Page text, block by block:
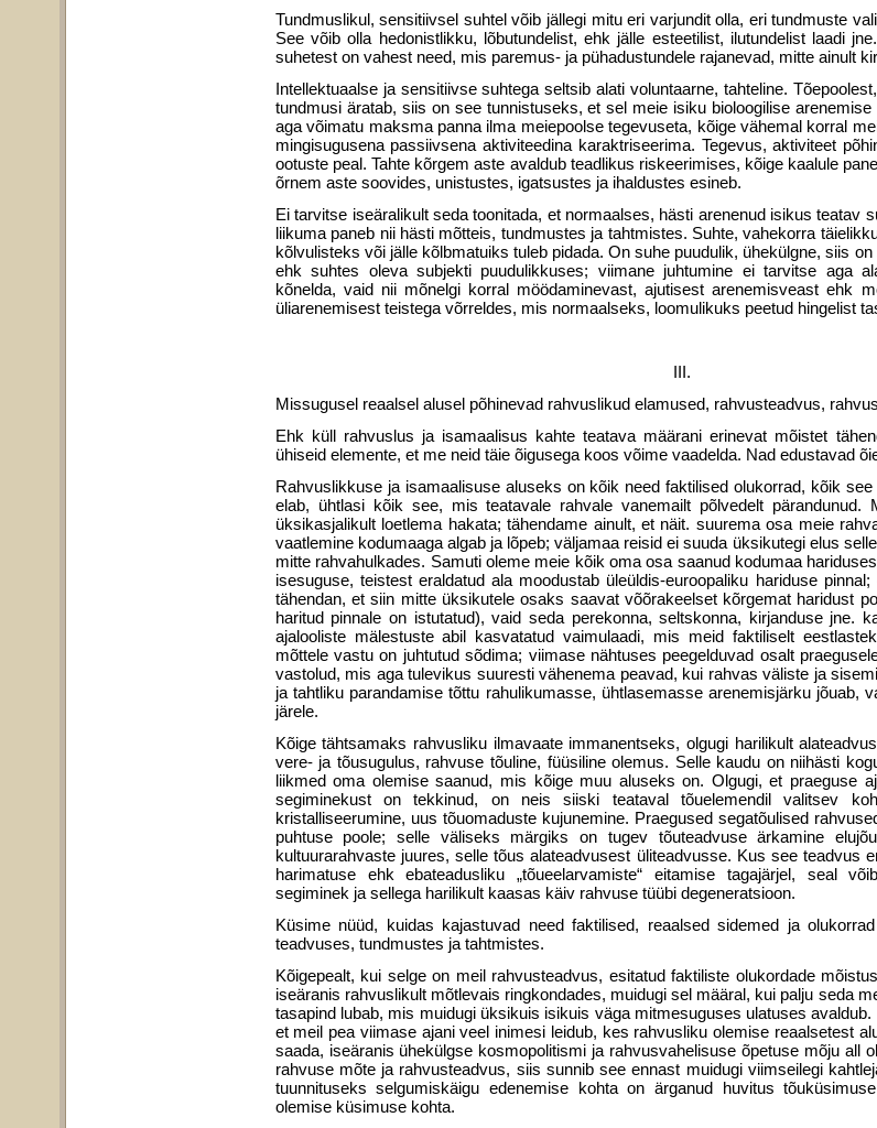
Tundmuslikul, sensitiivsel suhtel võib jällegi mitu eri varjundit olla, eri tundmuste
See võib olla hedonistlikku, lõbutundelist, ehk jälle esteetilist, ilutundelist laadi
suhetest on vahest need, mis paremus- ja pühadustundele rajanevad, mitte ainult
Intellektuaalse ja sensitiivse suhtega seltsib alati voluntaarne, tahteline.
tundmusi äratab, siis on see tunnistuseks, et sel meie isiku bioloogilise
aga võimatu maksma panna ilma meiepoolse tegevuseta, kõige vähemal korral
mingisugusena passiivsena aktiviteedina karaktriseerima. Tegevus, aktiviteet
ootuste peal. Tahte kõrgem aste avaldub teadlikus riskeerimises, kõige kaalule
õrnem aste soovides, unistustes, igatsustes ja ihaldustes esineb.
Ei tarvitse iseäralikult seda toonitada, et normaalses, hästi arenenud isikus teatav
liikuma paneb nii hästi mõtteis, tundmustes ja tahtmistes. Suhte, vahekorra
kõlvulisteks või jälle kõlbmatuiks tuleb pidada. On suhe puudulik, ühekülgne, siis
ehk suhtes oleva subjekti puudulikkuses; viimane juhtumine ei tarvitse aga
kõnelda, vaid nii mõnelgi korral möödaminevast, ajutisest arenemisveast ehk
üliarenemisest teistega võrreldes, mis normaalseks, loomulikuks peetud hingelist
III.
Missugusel reaalsel alusel põhinevad rahvuslikud elamused, rahvusteadvus,
Ehk küll rahvuslus ja isamaalisus kahte teatava määrani erinevat mõistet
ühiseid elemente, et me neid täie õigusega koos võime vaadelda. Nad edustavad
Rahvuslikkuse ja isamaalisuse aluseks on kõik need faktilised olukorrad, kõik
elab, ühtlasi kõik see, mis teatavale rahvale vanemailt põlvedelt
üksikasjalikult loetlema hakata; tähendame ainult, et näit. suurema osa meie
vaatlemine kodumaaga algab ja lõpeb; väljamaa reisid ei suuda üksikutegi elus
mitte rahvahulkades. Samuti oleme meie kõik oma osa saanud kodumaa
isesuguse, teistest eraldatud ala moodustab üleüldis-euroopaliku hariduse
tähendan, et siin mitte üksikutele osaks saavat võõrakeelset kõrgemat haridust
haritud pinnale on istutatud), vaid seda perekonna, seltskonna, kirjan­duse jne.
ajalooliste mälestuste abil kasvatatud vaimulaadi, mis meid faktiliselt
mõttele vastu on juhtutud sõdima; viimase nähtuses peegelduvad osalt
vastolud, mis aga tulevikus suuresti vähenema peavad, kui rahvas väliste ja
ja tahtliku parandamise tõttu rahulikumasse, ühtlasemasse arene­misjärku jõuab,
järele.
Kõige tähtsamaks rahvusliku ilmavaate immanentseks, olgugi harilikult
vere- ja tõusugulus, rahvuse tõuline, füüsiline olemus. Selle kaudu on niihästi
liikmed oma olemise saanud, mis kõige muu aluseks on. Olgugi, et praeguse
segiminekust on tekkinud, on neis siiski teataval tõuelemendil valitsev
kristalliseerumine, uus tõuomaduste kujunemine. Praegused segatõulised
puhtuse poole; selle väliseks märgiks on tugev tõuteadvuse ärkamine
kultuurarahvaste juures, selle tõus alateadvusest üliteadvusse. Kus see teadvus
harimatuse ehk ebateadusliku „tõueelarvamiste“ eitamise tagajärjel, seal
segiminek ja sellega harilikult kaasas käiv rahvuse tüübi degeneratsioon.
Küsime nüüd, kuidas kajastuvad need faktilised, reaalsed sidemed ja
teadvuses, tundmustes ja tahtmistes.
Kõigepealt, kui selge on meil rahvusteadvus, esitatud faktiliste olukordade
iseäranis rahvuslikult mõtlevais ringkondades, muidugi sel määral, kui palju seda
tasapind lubab, mis muidugi üksikuis isikuis väga mitmesuguses ulatuses
et meil pea viimase ajani veel inimesi leidub, kes rahvusliku olemise reaalsetest
saada, iseäranis ühekülgse kosmo­politismi ja rahvusvahelisuse õpetuse mõju all
rahvuse mõte ja rahvusteadvus, siis sunnib see ennast muidugi viimseilegi
tuunnituseks selgumiskäigu edenemise kohta on ärganud huvitus
olemise küsimuse kohta.